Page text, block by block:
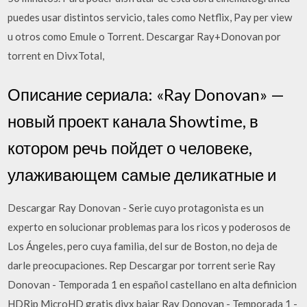
puedes usar distintos servicio, tales como Netflix, Pay per view
u otros como Emule o Torrent. Descargar Ray+Donovan por
torrent en DivxTotal,
Описание сериала: «Ray Donovan» —
новый проект канала Showtime, в
котором речь пойдет о человеке,
улаживающем самые деликатные и
Descargar Ray Donovan - Serie cuyo protagonista es un
experto en solucionar problemas para los ricos y poderosos de
Los Ángeles, pero cuya familia, del sur de Boston, no deja de
darle preocupaciones. Rep Descargar por torrent serie Ray
Donovan - Temporada 1 en español castellano en alta definicion
HDRip MicroHD gratis divx bajar Ray Donovan - Temporada 1 -